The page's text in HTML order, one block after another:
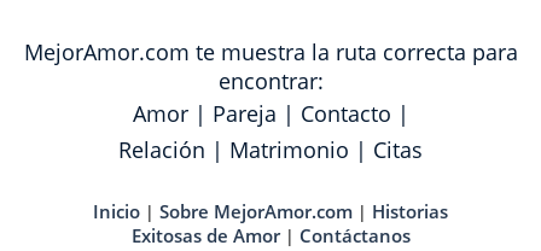
MejorAmor.com te muestra la ruta correcta para
encontrar:
Amor| Pareja | Contacto |
Relación | Matrimonio | Citas
Inicio | Sobre MejorAmor.com | Historias
Exitosas de Amor| Contáctanos